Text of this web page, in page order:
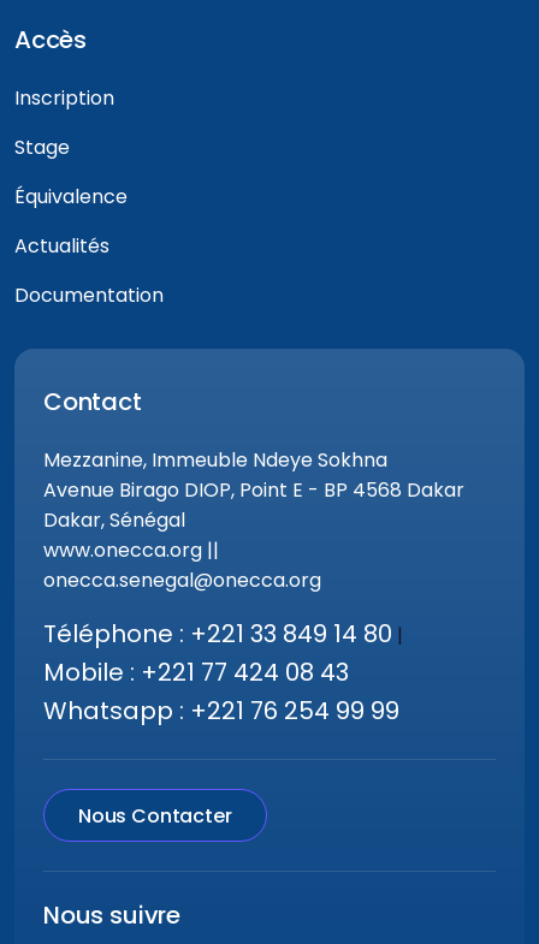
Accès
Inscription
Stage
Équivalence
Actualités
Documentation
Contact
Mezzanine, Immeuble Ndeye Sokhna
Avenue Birago DIOP, Point E - BP 4568 Dakar
Dakar, Sénégal
www.onecca.org ||
onecca.senegal@onecca.org
Téléphone : +221 33 849 14 80 |
Mobile : +221 77 424 08 43
Whatsapp : +221 76 254 99 99
Nous Contacter
Nous suivre